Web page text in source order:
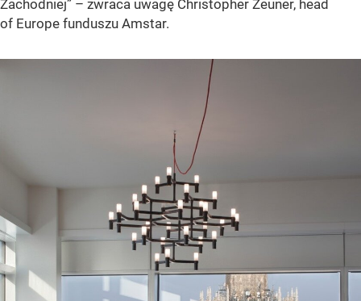
Zachodniej” – zwraca uwagę Christopher Zeuner, head
of Europe funduszu Amstar.